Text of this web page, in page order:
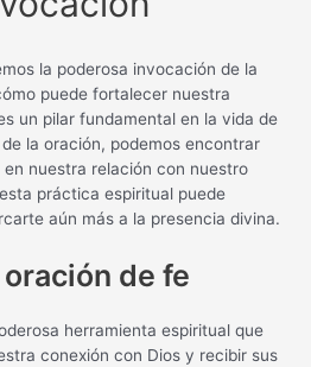
la poderosa invocación de la
puede fortalecer nuestra
un pilar fundamental en la vida de
la oración, podemos encontrar
nuestra relación con nuestro
práctica espiritual puede
aún más a la presencia divina.
de fe
herramienta espiritual que
conexión con Dios y recibir sus